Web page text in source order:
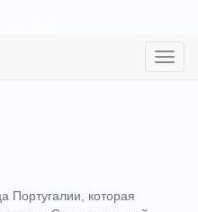
Toggle
Португалии, которая